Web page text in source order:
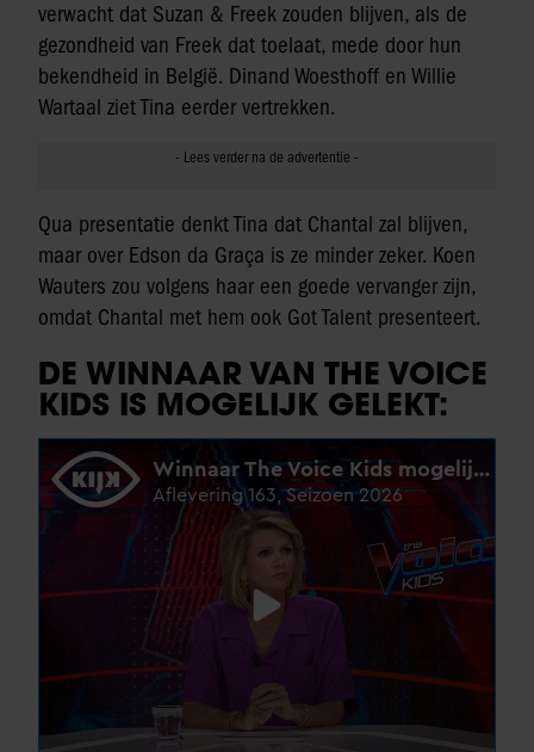
verwacht dat Suzan & Freek zouden blijven, als de
gezondheid van Freek dat toelaat, mede door hun
bekendheid in België. Dinand Woesthoff en Willie
Wartaal ziet Tina eerder vertrekken.
Qua presentatie denkt Tina dat Chantal zal blijven,
maar over Edson da Graça is ze minder zeker. Koen
Wauters zou volgens haar een goede vervanger zijn,
omdat Chantal met hem ook Got Talent presenteert.
DE WINNAAR VAN THE VOICE
KIDS IS MOGELIJK GELEKT: